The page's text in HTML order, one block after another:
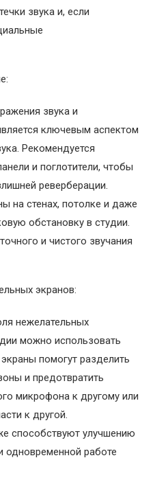
звука и, если
звука и
ключевым аспектом
Рекомендуется
и поглотители, чтобы
реверберации.
на стенах, потолке и даже
обстановку в студии.
и чистого звучания
экранов:
нежелательных
можно использовать
помогут разделить
и предотвратить
микрофона к другому или
к другой.
способствуют улучшению
одновременной работе